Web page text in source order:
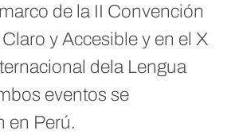
de la II Convención
y Accesible y en el X
dela Lengua
eventos se
en Perú.